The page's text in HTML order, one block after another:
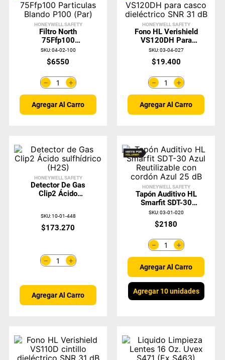
HONEYWELL SAFETY
Filtro North
75Ffp100
Particulas Blando
P100 (Par)
SKU:04-02-100
$6550
＋
－
Agregar Al Carro
HONEYWELL SAFETY
Fono HL Verishield
VS120DH Para
Casco Dieléctrico
SNR 31 DB
SKU:03-04-027
$19.400
＋
－
Agregar Al Carro
HONEYWELL SAFETY
Detector De Gas
Clip2 Ácido
SKU:10-01-448
$173.270
＋
－
Agregar Al Carro
HONEYWELL SAFETY
Tapón Auditivo HL
Smarfit SDT-30
Azul Reutilizable
Con Cordón Azul 25
DB
SKU:03-01-020
$2180
＋
－
Agregar Al Carro
Agregar 10 unidades